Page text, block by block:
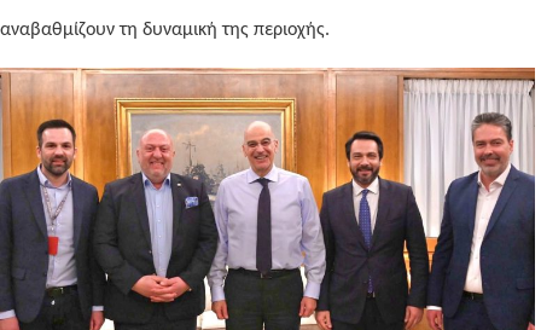
αναβαθμίζουν τη δυναμική της περιοχής.